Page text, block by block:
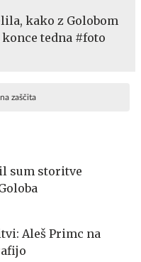
kako z Golobom
tedna #foto
zaščita
sum storitve
Aleš Primc na